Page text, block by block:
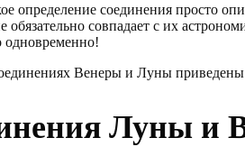
определение соединения просто
обязательно совпадает с их
одновременно!
Венеры и Луны
Луны и